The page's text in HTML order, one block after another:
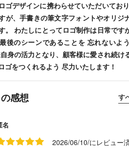
ゴデザインに携わらせていただいてお
が、手書きの筆文字フォントやオリジ
。 わたしにとってロゴ制作は日常です
後のシーンであることを 忘れないよ
身の活力となり、顧客様に愛され続け
ゴをつくれるよう 尽力いたします！
感想 す
名
2026/06/10/にレビュー